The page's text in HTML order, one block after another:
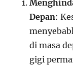
Depan:
di masa
gigi